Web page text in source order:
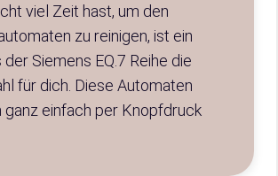
viel Zeit hast, um den
zu reinigen, ist ein
Siemens EQ.7 Reihe die
für dich. Diese Automaten
ganz einfach per Knopfdruck